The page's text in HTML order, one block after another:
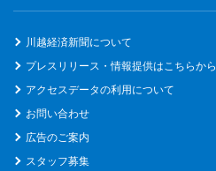
川越経済新聞について
プレスリリース・情報提供はこちらから
アクセスデータの利用について
お問い合わせ
広告のご案内
スタッフ募集